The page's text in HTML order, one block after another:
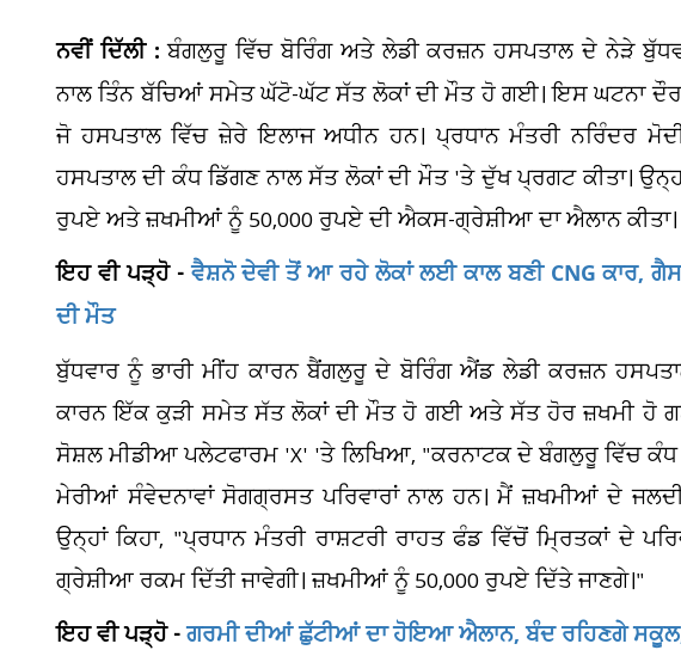
ਨਵੀਂ ਦਿੱਲੀ :ਬੰਗਲੁਰੂ ਵਿੱਚ ਬੋਰਿੰਗ ਅਤੇ ਲੇਡੀ ਕਰਜ਼ਨ ਹਸਪਤਾਲ ਦੇ ਨੇੜੇ
ਨਾਲ ਤਿੰਨ ਬੱਚਿਆਂ ਸਮੇਤ ਘੱਟੋ-ਘੱਟ ਸੱਤ ਲੋਕਾਂ ਦੀ ਮੌਤ ਹੋ ਗਈ। ਇਸ ਘਟਨਾ
ਜੋ ਹਸਪਤਾਲ ਵਿੱਚ ਜ਼ੇਰੇ ਇਲਾਜ ਅਧੀਨ ਹਨ। ਪ੍ਰਧਾਨ ਮੰਤਰੀ ਨਰਿੰਦਰ
ਹਸਪਤਾਲ ਦੀ ਕੰਧ ਡਿੱਗਣ ਨਾਲ ਸੱਤ ਲੋਕਾਂ ਦੀ ਮੌਤ 'ਤੇ ਦੁੱਖ ਪ੍ਰਗਟ ਕੀਤਾ।
ਰੁਪਏ ਅਤੇ ਜ਼ਖਮੀਆਂ ਨੂੰ 50,000 ਰੁਪਏ ਦੀ ਐਕਸ-ਗ੍ਰੇਸ਼ੀਆ ਦਾ ਐਲਾਨ ਕੀਤਾ।
ਇਹ ਵੀ ਪੜ੍ਹੋ -ਵੈਸ਼ਨੋ ਦੇਵੀ ਤੋਂ ਆ ਰਹੇ ਲੋਕਾਂ ਲਈ ਕਾਲ ਬਣੀ CNG ਕਾਰ,
ਦੀ ਮੌਤ
ਬੁੱਧਵਾਰ ਨੂੰ ਭਾਰੀ ਮੀਂਹ ਕਾਰਨ ਬੈਂਗਲੁਰੂ ਦੇ ਬੋਰਿੰਗ ਐਂਡ ਲੇਡੀ ਕਰਜ਼ਨ
ਕਾਰਨ ਇੱਕ ਕੁੜੀ ਸਮੇਤ ਸੱਤ ਲੋਕਾਂ ਦੀ ਮੌਤ ਹੋ ਗਈ ਅਤੇ ਸੱਤ ਹੋਰ ਜ਼ਖਮੀ ਹੋ
ਸੋਸ਼ਲ ਮੀਡੀਆ ਪਲੇਟਫਾਰਮ 'X' 'ਤੇ ਲਿਖਿਆ, "ਕਰਨਾਟਕ ਦੇ ਬੰਗਲੁਰੂ ਵਿੱਚ ਕੰਧ
ਮੇਰੀਆਂ ਸੰਵੇਦਨਾਵਾਂ ਸੋਗਗ੍ਰਸਤ ਪਰਿਵਾਰਾਂ ਨਾਲ ਹਨ। ਮੈਂ ਜ਼ਖਮੀਆਂ ਦੇ ਜਲਦੀ
ਉਨ੍ਹਾਂ ਕਿਹਾ, "ਪ੍ਰਧਾਨ ਮੰਤਰੀ ਰਾਸ਼ਟਰੀ ਰਾਹਤ ਫੰਡ ਵਿੱਚੋਂ ਮ੍ਰਿਤਕਾਂ ਦੇ
ਗ੍ਰੇਸ਼ੀਆ ਰਕਮ ਦਿੱਤੀ ਜਾਵੇਗੀ। ਜ਼ਖਮੀਆਂ ਨੂੰ 50,000 ਰੁਪਏ ਦਿੱਤੇ ਜਾਣਗੇ।"
ਇਹ ਵੀ ਪੜ੍ਹੋ -ਗਰਮੀ ਦੀਆਂ ਛੁੱਟੀਆਂ ਦਾ ਹੋਇਆ ਐਲਾਨ, ਬੰਦ ਰਹਿਣਗੇ
ਦਿੱਗਜ
ਬੀਮਾਰੀ ਤੋਂ